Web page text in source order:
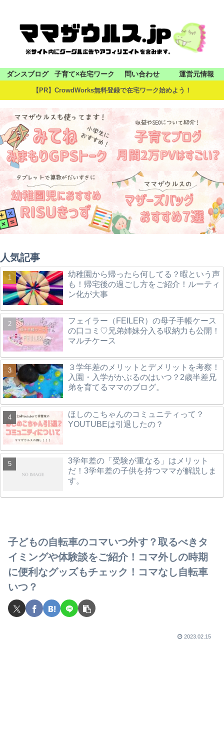
ダンスブログ 子育て×在宅ワーク 問い合わせ 運営元情報
【PR】CrowdWorks無料登録で在宅ワーク始めよう！
人気記事
幼稚園から帰ったら何してる？暇という声
も！帰宅後の過ごし方をご紹介！ルーティ
ン化が大事
フェイラー（FEILER）の母子手帳ケース
の口コミ♡兄弟姉妹分入る収納力も公開！
マルチケース
３学年差のメリットとデメリットを考察！
入園・入学がかぶるのはいつ？2歳半差兄
弟を育てるママのブログ。
ほしのこちゃんのコミュニティって？
YOUTUBEは引退したの？
3学年差の「受験が重なる」はメリット
だ！3学年差の子供を持つママが解説しま
す。
子どもの自転車のコマいつ外す？取るべきタ
イミングや体験談をご紹介！コマ外しの時期
に便利なグッズもチェック！コマなし自転車
いつ？
2023.02.15